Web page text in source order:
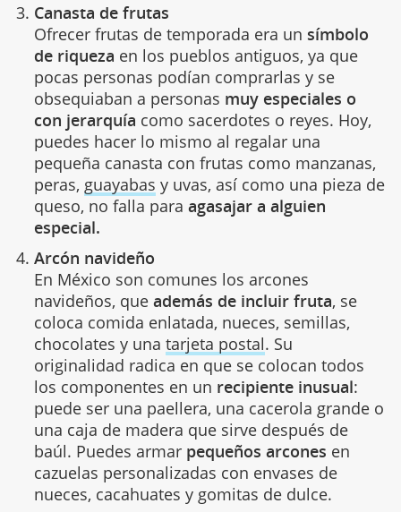
Canasta de frutas
Ofrecer frutas de temporada era un símbolo
de riqueza en los pueblos antiguos, ya que
pocas personas podían comprarlas y se
obsequiaban a personas muy especiales o
con jerarquía como sacerdotes o reyes. Hoy,
puedes hacer lo mismo al regalar una
pequeña canasta con frutas como manzanas,
peras, guayabas y uvas, así como una pieza de
queso, no falla para agasajar a alguien
especial.
Arcón navideño
En México son comunes los arcones
navideños, que además de incluir fruta, se
coloca comida enlatada, nueces, semillas,
chocolates y una tarjeta postal. Su
originalidad radica en que se colocan todos
los componentes en un recipiente inusual:
puede ser una paellera, una cacerola grande o
una caja de madera que sirve después de
baúl. Puedes armar pequeños arcones en
cazuelas personalizadas con envases de
nueces, cacahuates y gomitas de dulce.